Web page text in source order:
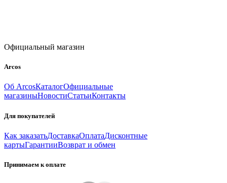
Официальный магазин
Arcos
Об ArcosКаталогОфициальные
магазиныНовостиСтатьиКонтакты
Для покупателей
Как заказатьДоставкаОплатаДисконтные
картыГарантииВозврат и обмен
Принимаем к оплате